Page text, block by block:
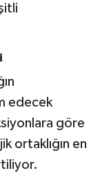
edecek
göre
ortaklığın en